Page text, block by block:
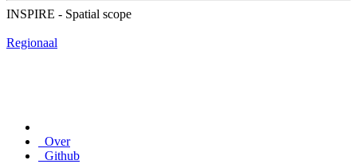
INSPIRE - Spatial scope
Regionaal
Over
Github